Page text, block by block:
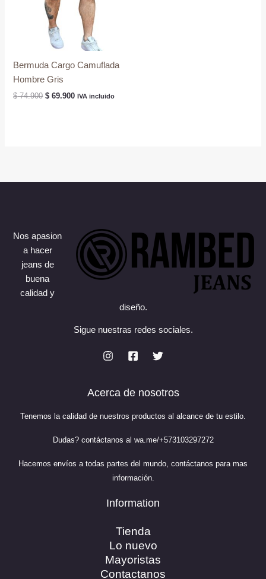
Bermuda Cargo Camuflada
Hombre Gris
$74.900 El
$ 69.900ElIVA incluido
Nos apasion
a hacer
jeans de
buena
calidad y
diseño.
Sigue nuestras redes sociales.
Acerca de nosotros
Tenemos la calidad de nuestros productos al alcance de tu estilo.
Dudas? contáctanos al wa.me/+573103297272
Hacemos envíos a todas partes del mundo, contáctanos para mas
información.
Information
Tienda
Lo nuevo
Mayoristas
Contactanos